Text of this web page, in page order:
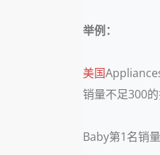
举例：
美国
销量不足300
Baby第1名销